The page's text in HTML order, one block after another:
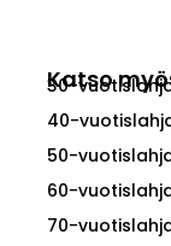
Katso
30-
40-
50-
60-
70-